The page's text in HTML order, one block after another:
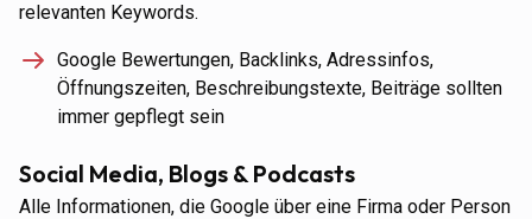
relevanten Keywords.
Google Bewertungen, Backlinks, Adressinfos,
Öffnungszeiten, Beschreibungstexte, Beiträge sollten
immer gepflegt sein
Social Media, Blogs & Podcasts
Alle Informationen, die Google über eine Firma oder Person